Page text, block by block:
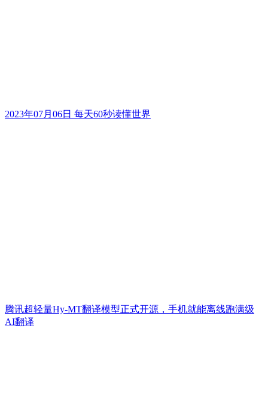
2023年07月06日 每天60秒读懂世界
腾讯超轻量Hy-MT翻译模型正式开源，手机就能离线跑满级
AI翻译